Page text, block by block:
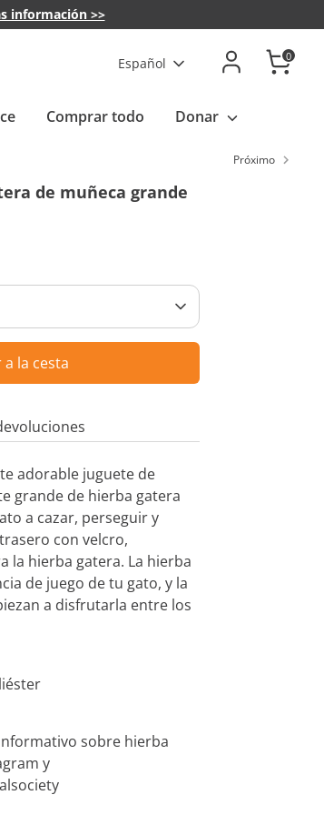
información >>
Idioma
Español 0
Comprar todo Donar
Próximo
de muñeca grande
la cesta
adorable juguete de
grande de hierba gatera
a cazar, perseguir y
con velcro,
la hierba gatera. La hierba
de juego de tu gato, y la
a disfrutarla entre los
sobre hierba
y